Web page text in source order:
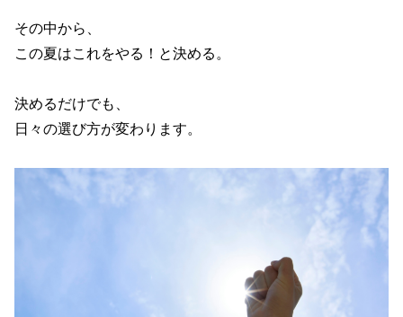
その中から、
この夏はこれをやる！と決める。
決めるだけでも、
日々の選び方が変わります。